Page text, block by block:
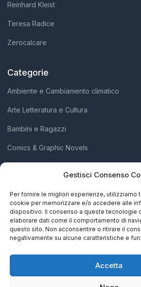
Gestisci Consenso
Per fornire le migliori esperienze, utilizziamo
cookie per memorizzare e/o accedere alle
dispositivo. Il consenso a queste tecnologie
elaborare dati come il comportamento di
questo sito. Non acconsentire o ritirare il
negativamente su alcune caratteristiche e
Accetta
Reinhard Kleist
Teresa Radice
Zerocalcare
Categorie
Ambiente e Cambiamento climatico
Arte Letteratura e Cultura
Bambini e Ragazzi
Comics & Graphic Novels
Società e Attivismo
Storia Biografie e Memorie